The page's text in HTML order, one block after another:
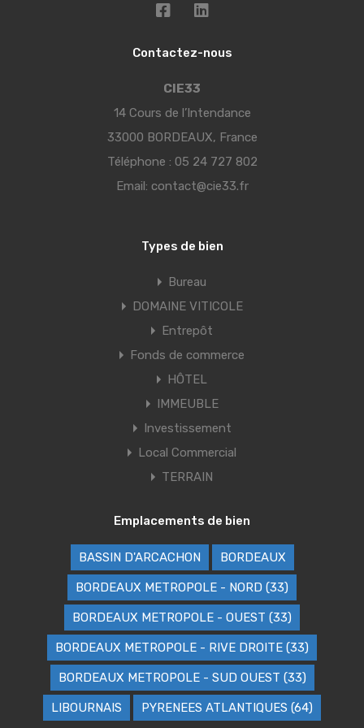
Contactez-nous
CIE33
14 Cours de l’Intendance
33000 BORDEAUX, France
Téléphone : 05 24 727 802
Email: contact@cie33.fr
Types de bien
Bureau
DOMAINE VITICOLE
Entrepôt
Fonds de commerce
HÔTEL
IMMEUBLE
Investissement
Local Commercial
TERRAIN
Emplacements de bien
BASSIN D'ARCACHON BORDEAUX
BORDEAUX METROPOLE - NORD (33)
BORDEAUX METROPOLE - OUEST (33)
BORDEAUX METROPOLE - RIVE DROITE (33)
BORDEAUX METROPOLE - SUD OUEST (33)
LIBOURNAIS PYRENEES ATLANTIQUES (64)